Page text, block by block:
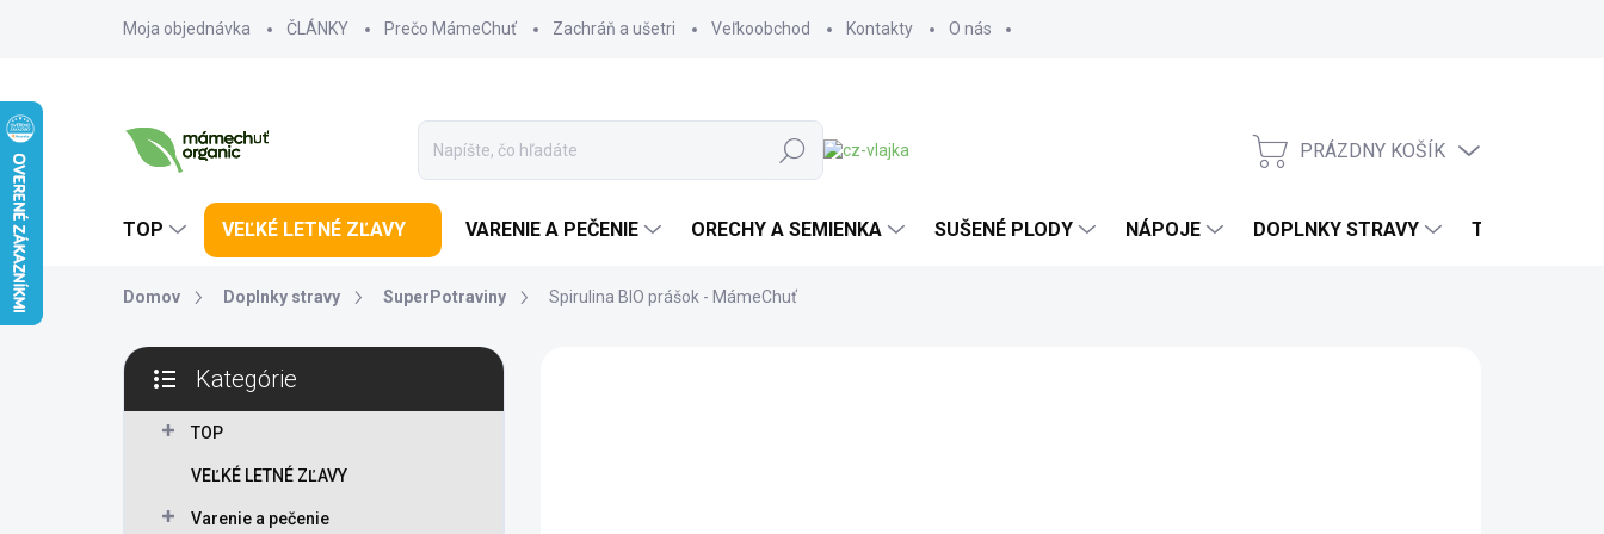
Moja objednávka
ČLÁNKY Prečo MámeChuť Zachráň a ušetri Veľkoobchod Kontakty O nás
Hľadať NÁKUPNÝ KOŠÍK
PRÁZDNY KOŠÍK
TOP VEĽKÉ LETNÉ ZĽAVY VARENIE A PEČENIE ORECHY A SEMIENKA SUŠENÉ PLODY NÁPOJE DOPLNKY STRAVY TELO &
Domov Doplnky stravy SuperPotraviny Spirulina BIO prášok - MámeChuť
Bočný panel
Preskočiť kategórie
Kategórie
TOP
VEĽKÉ LETNÉ ZĽAVY
Varenie a pečenie